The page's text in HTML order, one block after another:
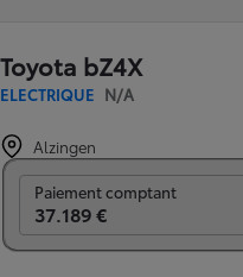
Toyota bZ4X
ELECTRIQUE N/A
Alzingen
Paiement comptant
37.189 €